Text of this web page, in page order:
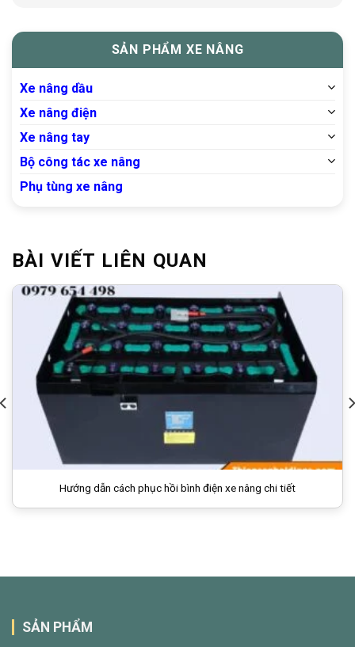
SẢN PHẨM XE NÂNG
Xe nâng dầu
Xe nâng điện
Xe nâng tay
Bộ công tác xe nâng
Phụ tùng xe nâng
BÀI VIẾT LIÊN QUAN
Hướng dẫn cách phục hồi bình điện xe nâng chi tiết
SẢN PHẨM